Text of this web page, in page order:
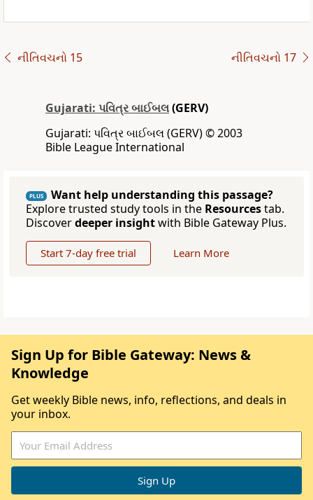
નીતિવચનો 15 નીતિવચનો 17
Gujarati: પવિત્ર બાઈબલ(GERV)
Gujarati: પવિત્ર બાઈબલ (GERV) © 2003
Bible League International
PLUS
Want help understanding this passage?
Explore trusted study tools in the Resourcestab.
Discoverdeeper insightwith Bible Gateway Plus.
Start 7-day free trial Learn More
Sign Up for Bible Gateway: News &
Knowledge
Get weekly Bible news, info, reflections, and deals in
your inbox.